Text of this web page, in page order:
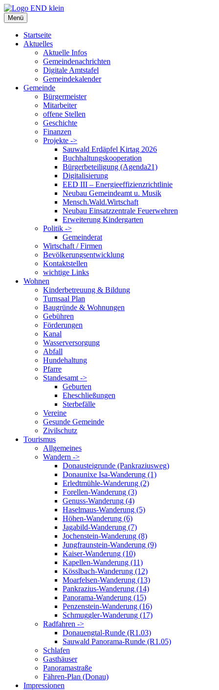
Zum
Inhalt
springen
Menü
Startseite
Aktuelles
Aktuelle Infos
Gemeindenachrichten
Digitale Amtstafel
Gemeindekalender
Gemeinde
Bürgermeister
Mitarbeiter
offene Stellen
Geschichte
Finanzen
Projekte ->
Sauwald Erdäpfel Kirtag 2026
Buchhaltungskooperation
Bürgerbeteiligung (Agenda21)
Digitalisierung
EED III – Energieeffizienzrichtlinie
Neubau Gemeindeamt u. Musik
Mensch.Wald.Wirtschaft
Neubau Einsatzzentrale Feuerwehren
Erweiterung Kindergarten
Politik ->
Gemeinderat
Wirtschaft / Firmen
Bevölkerungsentwicklung
Kontaktstellen
wichtige Links
Wohnen
Kinderbetreuung & Bildung
Turnsaal Plan
Baugründe & Wohnungen
Gebühren
Förderungen
Kanal
Wasserversorgung
Abfall
Hundehaltung
Pfarre
Standesamt ->
Geburten
Eheschließungen
Sterbefälle
Vereine
Gesunde Gemeinde
Zivilschutz
Tourismus
Allgemeines
Wandern ->
Donausteigrunde (Pankraziusweg)
Donaunixe Isa-Wanderung (1)
Erledtmühle-Wanderung (2)
Forellen-Wanderung (3)
Genuss-Wanderung (4)
Haselmaus-Wanderung (5)
Höhen-Wanderung (6)
Jagabild-Wanderung (7)
Jochenstein-Wanderung (8)
Jungfraunstein-Wanderung (9)
Kaiser-Wanderung (10)
Kapellen-Wanderung (11)
Kösslbach-Wanderung (12)
Moarfelsen-Wanderung (13)
Pankrazius-Wanderung (14)
Panorama-Wanderung (15)
Penzenstein-Wanderung (16)
Schmuggler-Wanderung (17)
Radfahren ->
Donauengtal-Runde (R1.03)
Sauwald Panorama-Runde (R1.05)
Schlafen
Gasthäuser
Panoramastraße
Fähren-Plan (Donau)
Impressionen